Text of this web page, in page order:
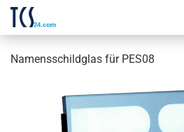
Namensschildglas für PES08